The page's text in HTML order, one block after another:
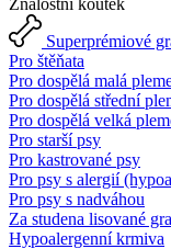
Znalostní koutek
Superprémiové
Pro štěňata
Pro dospělá malá
Pro dospělá střední
Pro dospělá velká
Pro starší psy
Pro kastrované psy
Pro psy s alergií
Pro psy s nadváhou
Za studena lisované
Hypoalergenní krmiva